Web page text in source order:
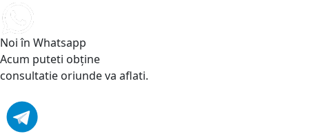
Noi în Whatsapp
Acum puteti obține
consultatie oriunde va aflati.